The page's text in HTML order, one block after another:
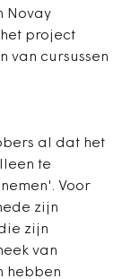
Novay
project
van cursussen
al dat het
te
Voor
zijn
zijn
van
hebben